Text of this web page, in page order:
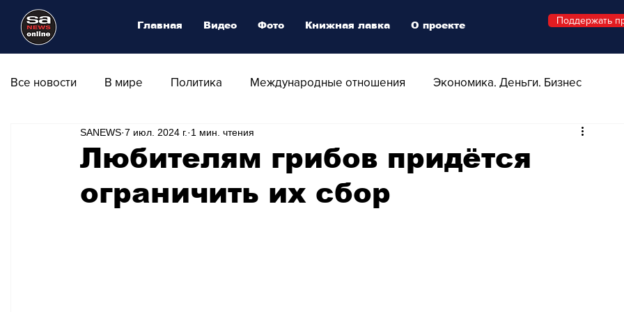
Все новости В мире Политика Международные отношения Экономика. Деньги. Бизнес
Общество Армия Аналитика
Транспорт Культура Магия искусства Swiss Афиша
Любителям грибов придётся
ограничить их сбор
SANEWS 7 июл. 2024 г. 1 мин. чтения
Главная Видео Фото Книжная лавка О проекте Поддержать